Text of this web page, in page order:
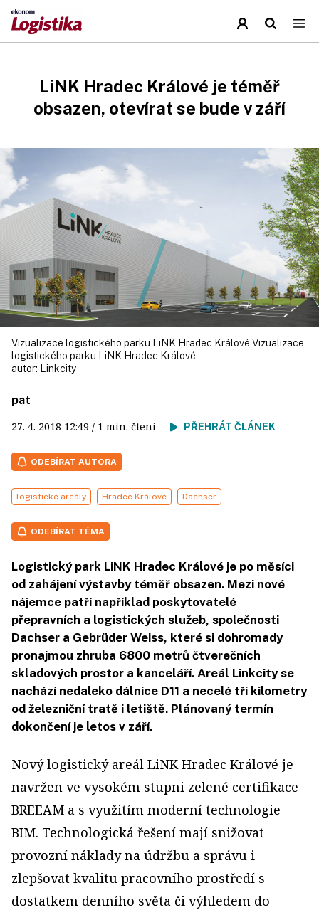
LiNK Hradec Králové je téměř
obsazen, otevírat se bude v září
Vizualizace logistického parku LiNK Hradec Králové Vizualizace
logistického parku LiNK Hradec Králové
autor:
Linkcity
pat
27. 4. 2018 12:49 / 1 min. čtení PŘEHRÁT ČLÁNEK
ODEBÍRAT AUTORA
logistické areály Hradec Králové Dachser
ODEBÍRAT TÉMA
Logistický park LiNK Hradec Králové je po měsíci
od zahájení výstavby téměř obsazen. Mezi nové
nájemce patří například poskytovatelé
přepravních a logistických služeb, společnosti
Dachser a Gebrüder Weiss, které si dohromady
pronajmou zhruba 6800 metrů čtverečních
skladových prostor a kanceláří. Areál Linkcity se
nachází nedaleko dálnice D11 a necelé tři kilometry
od železniční tratě i letiště. Plánovaný termín
dokončení je letos v září.
Nový logistický areál LiNK Hradec Králové je
navržen ve vysokém stupni zelené certifikace
BREEAM a s využitím moderní technologie
BIM. Technologická řešení mají snižovat
provozní náklady na údržbu a správu i
zlepšovat kvalitu pracovního prostředí s
dostatkem denního světa či výhledem do